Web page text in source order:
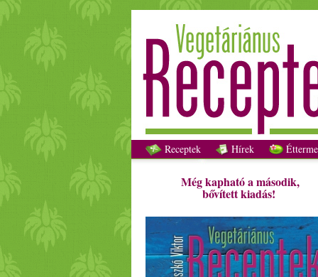
Receptek Hírek
Még kapható a második,
bővített kiadás!